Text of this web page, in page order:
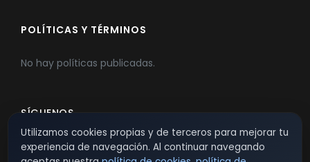
POLÍTICAS Y TÉRMINOS
No hay políticas publicadas.
SÍGUENOS
Utilizamos cookies propias y de terceros para mejorar tu
experiencia de navegación. Al continuar navegando